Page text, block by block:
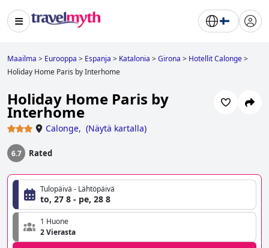
Maailma > Eurooppa > Espanja > Katalonia >Girona > Hotellit Calonge>
Holiday Home Paris by Interhome
Holiday Home Paris by
Interhome
Calonge, (Näytä kartalla)
6.7 Rated
Tulopäivä - Lähtöpäivä
to, 27 8 - pe, 28 8
1 Huone
2 Vierasta